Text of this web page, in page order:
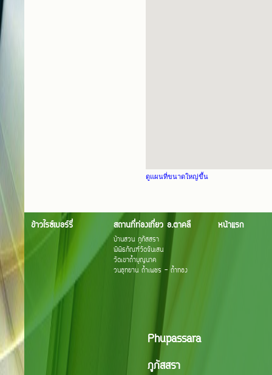
ดูแผนที่ขนาดใหญ่ขึ้น
ข้าวไรซ์เบอร์รี่ สถานที่ท่องเที่ยว อ.ตาคลี
บ้านสวน ภูภัสสรา
พิพิธภัณฑ์วัดจันเสน
วัดเขาถ้ำบุญนาค
วนอุทยาน ถ้ำเพชร - ถ้ำทอง
หน้าแรก
Phupassara
ภูภัสสรา